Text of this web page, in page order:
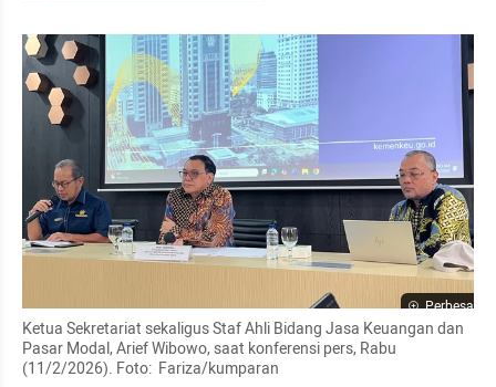
Perbesar
Ketua Sekretariat sekaligus Staf Ahli Bidang Jasa Keuangan dan
Pasar Modal, Arief Wibowo, saat konferensi pers, Rabu
(11/2/2026). Foto:  Fariza/kumparan